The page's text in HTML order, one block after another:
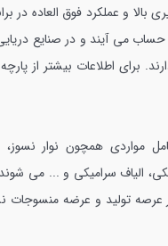
بالا و عملکرد فوق العاده در
می آیند و در صنایع
برای اطلاعات بیشتر از
مواردی همچون نوار نسوز،
الیاف سرامیکی و ... می
عرصه تولید و عرضه